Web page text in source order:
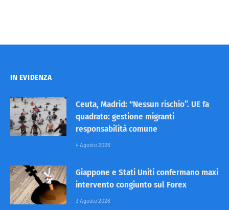
IN EVIDENZA
Ceuta, Madrid: “Nessun rischio”. UE fa
quadrato: gestione migranti
responsabilità comune
4 Agosto 2026
Giappone e Stati Uniti confermano maxi
intervento congiunto sul Forex
3 Agosto 2026